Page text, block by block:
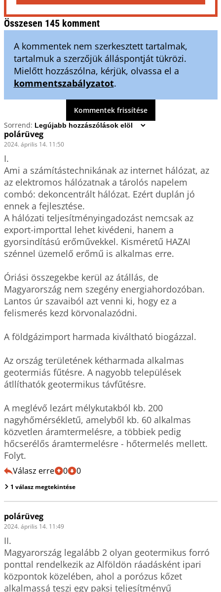
Összesen 145 komment
A kommentek nem szerkesztett tartalmak,
tartalmuk a szerzőjük álláspontját tükrözi.
Mielőtt hozzászólna, kérjük, olvassa el a
kommentszabályzatot.
Kommentek frissítése
Sorrend:
polárüveg
2024. április 14. 11:50
I.
Ami a számítástechnikának az internet hálózat, az
az elektromos hálózatnak a tárolós napelem
combó: dekoncentrált hálózat. Ezért duplán jó
ennek a fejlesztése.
A hálózati teljesítményingadozást nemcsak az
export-importtal lehet kivédeni, hanem a
gyorsindítású erőművekkel. Kisméretű HAZAI
szénnel üzemelő erőmű is alkalmas erre.
Óriási összegekbe kerül az átállás, de
Magyarország nem szegény energiahordozóban.
Lantos úr szavaiból azt venni ki, hogy ez a
felismerés kezd körvonalazódni.
A földgázimport harmada kiváltható biogázzal.
Az ország területének kétharmada alkalmas
geotermiás fűtésre. A nagyobb települések
átllíthatók geotermikus távfűtésre.
A meglévő lezárt mélykutakból kb. 200
nagyhőmérsékletű, amelyből kb. 60 alkalmas
közvetlen áramtermelésre, a többiek pedig
hőcserélős áramtermelésre - hőtermelés mellett.
Válasz erre 0 0
1 válasz megtekintése
polárüveg
2024. április 14. 11:49
II.
Magyarország legalább 2 olyan geotermikus forró
ponttal rendelkezik az Alföldön ráadásként ipari
központok közelében, ahol a porózus kőzet
alkalmassá teszi egy paksi teljesítményű